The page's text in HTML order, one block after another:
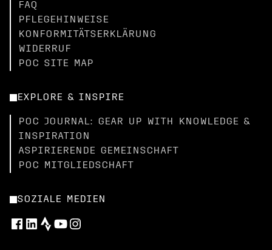
FAQ
PFLEGEHINWEISE
KONFORMITÄTSERKLÄRUNG
WIDERRUF
POC SITE MAP
EXPLORE & INSPIRE
POC JOURNAL: GEAR UP WITH KNOWLEDGE &
INSPIRATION
ASPIRIERENDE GEMEINSCHAFT
POC MITGLIEDSCHAFT
SOZIALE MEDIEN